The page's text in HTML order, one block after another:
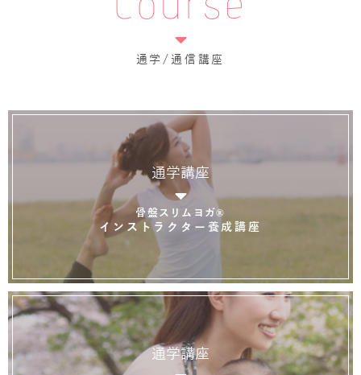
Course
通学/通信講座
通学講座
骨盤スリムヨガ®
インストラクター養成講座
通学講座